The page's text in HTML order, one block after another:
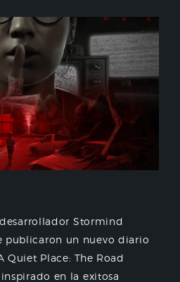
Stormind
publicaron un nuevo diario
Place: The Road
en la exitosa